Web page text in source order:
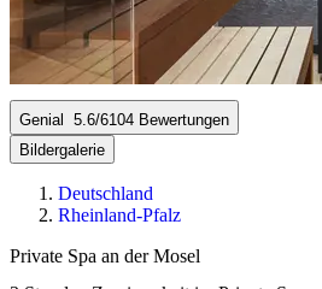
Genial 5.6/6104 Bewertungen
Bildergalerie
Deutschland
Rheinland-Pfalz
Private Spa an der Mosel